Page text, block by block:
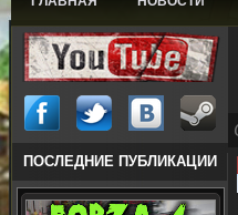
ПОСЛЕДНИЕ ПУБЛИКАЦИИ